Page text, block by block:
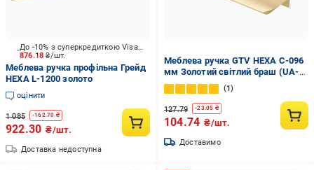
876.18₴/шт.
До -10% з суперкредиткою Visa Вигода
Меблева ручка профільна Грейд
HEXA L-1200 золото
оцінити
1 085 -162.70 ₴
922.30 ₴/шт.
Доставка недоступна
Меблева ручка GTV HEXA C-096
мм Золотий світлий браш (UA-
HEXA-96-22)
1
127.79 -23.05 ₴
104.74 ₴/шт.
Доставимо